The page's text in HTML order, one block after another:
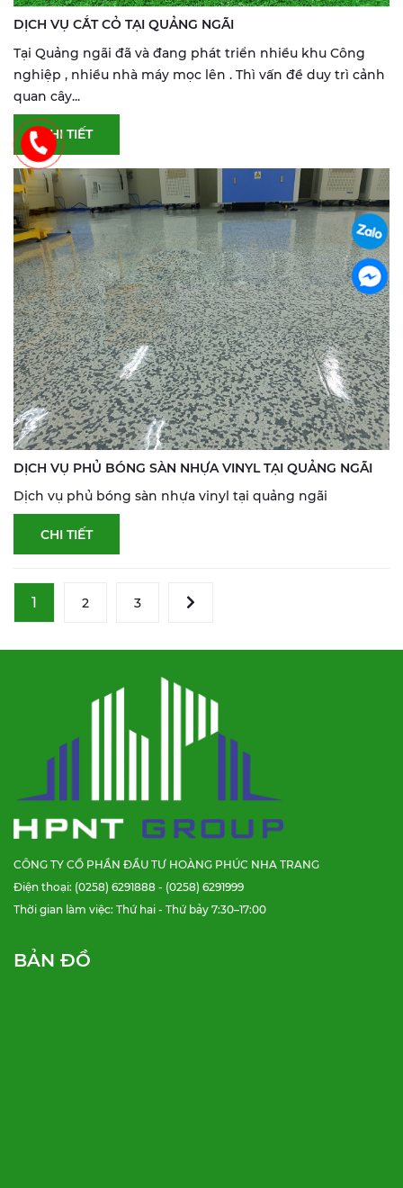
DỊCH VỤ CẮT CỎ TẠI QUẢNG NGÃI
Tại Quảng ngãi đã và đang phát triển nhiều khu Công
nghiệp , nhiều nhà máy mọc lên . Thì vấn đề duy trì cảnh
quan cây...
CHI TIẾT
DỊCH VỤ PHỦ BÓNG SÀN NHỰA VINYL TẠI QUẢNG NGÃI
Dịch vụ phủ bóng sàn nhựa vinyl tại quảng ngãi
CHI TIẾT
1 2 3
CÔNG TY CỔ PHẦN ĐẦU TƯ HOÀNG PHÚC NHA TRANG
Điện thoại: (0258) 6291888 - (0258) 6291999
Thời gian làm việc: Thứ hai - Thứ bảy 7:30–17:00
BẢN ĐỒ